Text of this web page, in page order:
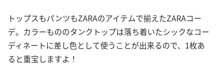
トップスもパンツもZARAのアイテムで揃えたZARAコー
デ。カラーもののタンクトップは落ち着いたシックなコー
ディネートに差し色として使うことが出来るので、1枚あ
ると重宝しますよ！